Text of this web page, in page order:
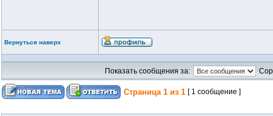
Вернуться наверх
Показать сообщения за:
Страница 1 из 1 [ 1 сообщение ]